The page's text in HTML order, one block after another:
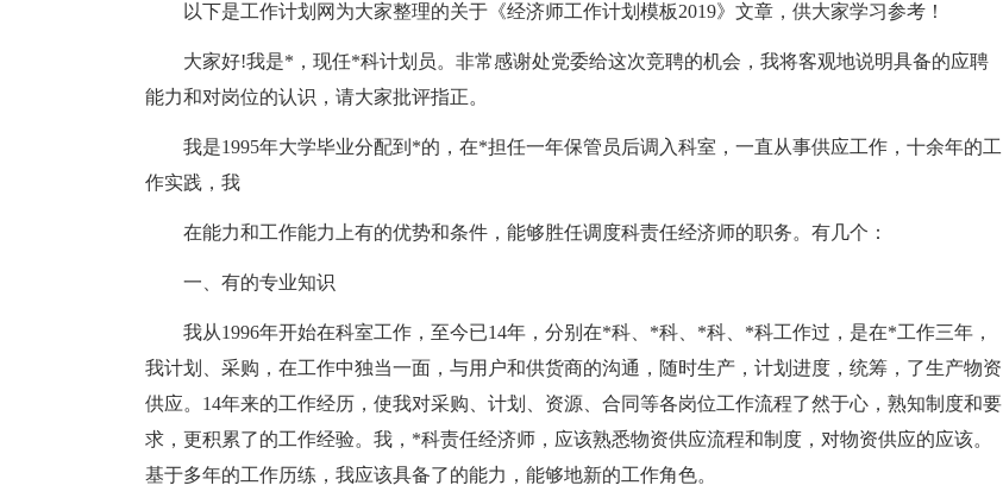
以下是工作计划网为大家整理的关于《经济师工作计划模板2019》文章，供大家学习参考！
大家好!我是*，现任*科计划员。非常感谢处党委给这次竞聘的机会，我将客观地说明具备的应聘
能力和对岗位的认识，请大家批评指正。
我是1995年大学毕业分配到*的，在*担任一年保管员后调入科室，一直从事供应工作，十余年的工
作实践，我
在能力和工作能力上有的优势和条件，能够胜任调度科责任经济师的职务。有几个：
一、有的专业知识
我从1996年开始在科室工作，至今已14年，分别在*科、*科、*科、*科工作过，是在*工作三年，
我计划、采购，在工作中独当一面，与用户和供货商的沟通，随时生产，计划进度，统筹，了生产物资
供应。14年来的工作经历，使我对采购、计划、资源、合同等各岗位工作流程了然于心，熟知制度和要
求，更积累了的工作经验。我，*科责任经济师，应该熟悉物资供应流程和制度，对物资供应的应该。
基于多年的工作历练，我应该具备了的能力，能够地新的工作角色。